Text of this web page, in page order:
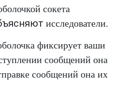
сокета
исследователи.
фиксирует ваши
сообщений она
сообщений она их